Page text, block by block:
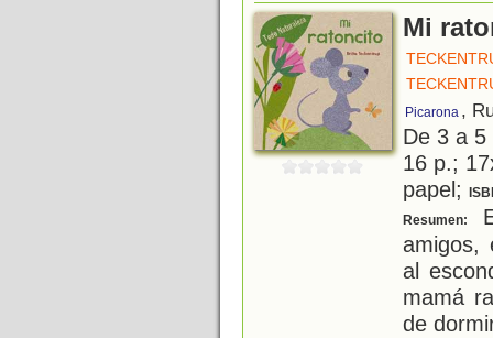
Mi
Picarona ,
De 3 a
16 p.;
papel;
Resumen:
amigos,
al
mamá
de